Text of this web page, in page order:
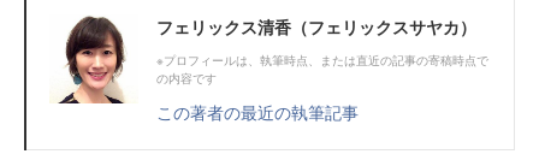
フェリックス清香（フェリックスサヤカ）
※プロフィールは、執筆時点、または直近の記事の寄稿時点で
の内容です
この著者の最近の執筆記事